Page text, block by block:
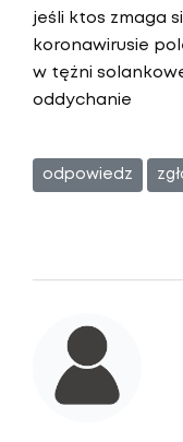
jeśli ktos zmaga
koronawirusie
w tężni
oddychanie
odpowiedz